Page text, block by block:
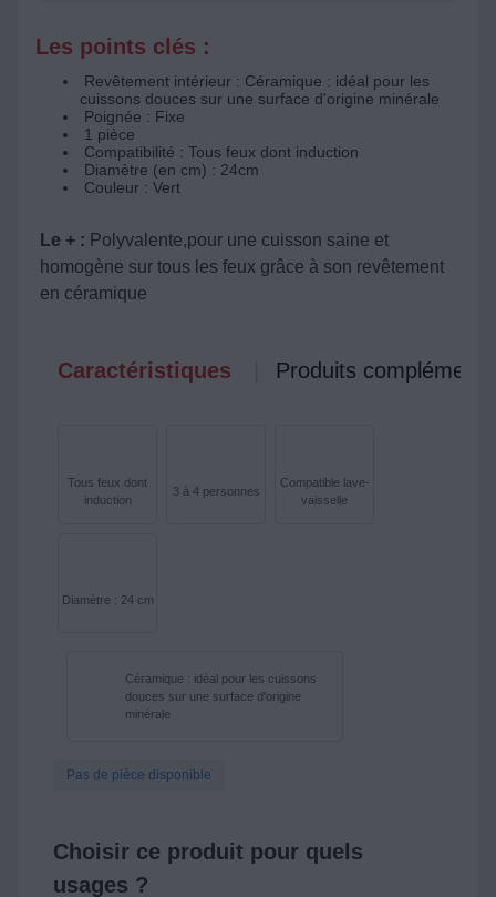
Les points clés :
Revêtement intérieur : Céramique : idéal pour les
cuissons douces sur une surface d'origine minérale
Poignée : Fixe
1 pièce
Compatibilité : Tous feux dont induction
Diamètre (en cm) : 24cm
Couleur : Vert
Le + : Polyvalente,pour une cuisson saine et
homogène sur tous les feux grâce à son revêtement
en céramique
Caractéristiques Produits
Tous feux dont
induction
3 à 4 personnes
Compatible lave-
vaisselle
Diamètre : 24 cm
Céramique : idéal pour les cuissons
douces sur une surface d'origine
minérale
Pas de pièce disponible
Choisir ce produit pour quels
usages ?